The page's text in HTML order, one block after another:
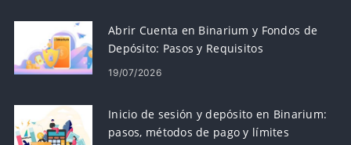
Abrir Cuenta en Binarium y Fondos de
Depósito: Pasos y Requisitos
19/07/2026
Inicio de sesión y depósito en Binarium:
pasos, métodos de pago y límites